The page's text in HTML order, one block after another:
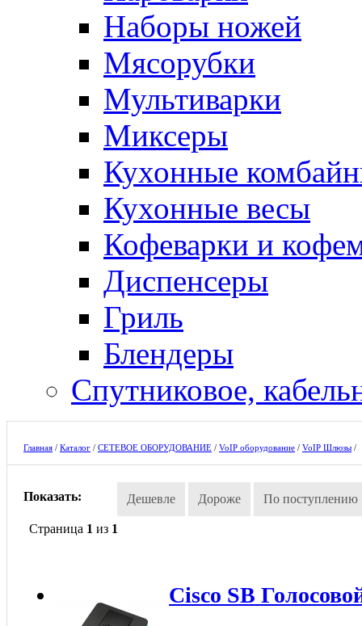
Наборы ножей
Мясорубки
Мультиварки
Миксеры
Кухонные
Кухонные весы
Кофеварки и
Диспенсеры
Гриль
Блендеры
Спутниковое,
Главная / Каталог / СЕТЕВОЕ ОБОРУДОВАНИЕ / VoIP оборудование / VoIP Шлюзы /
Показать: Дешевле Дороже По поступлению
Страница 1 из 1
Cisco SB